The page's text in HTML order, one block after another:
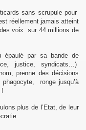
sans scrupule pour
réellement jamais atteint
voix sur 44 millions de
épaulé par sa bande de
justice, syndicats…)
prenne des décisions
ronge jusqu’à
!
plus de l’Etat, de leur